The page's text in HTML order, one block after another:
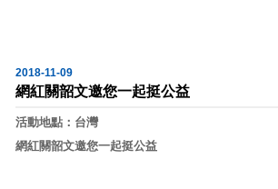
2018-11-09
網紅關韶文邀您一起挺公益
活動地點：台灣
網紅關韶文邀您一起挺公益